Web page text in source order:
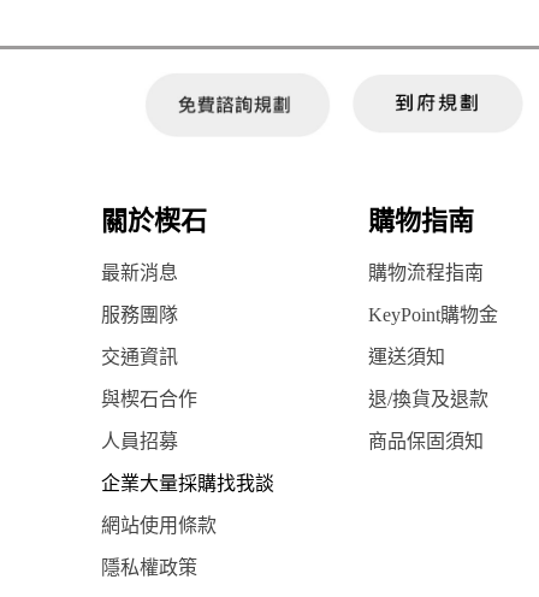
關於楔石 購物指南
最新消息 購物流程指南
服務團隊 KeyPoint購物金
交通資訊 運送須知
與楔石合作 退/換貨及退款
人員招募 商品保固須知
企業大量採購找我談
網站使用條款
隱私權政策